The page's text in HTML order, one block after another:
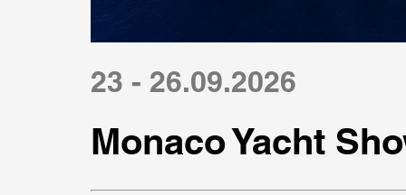
23 - 26.09.2026
Monaco Yacht